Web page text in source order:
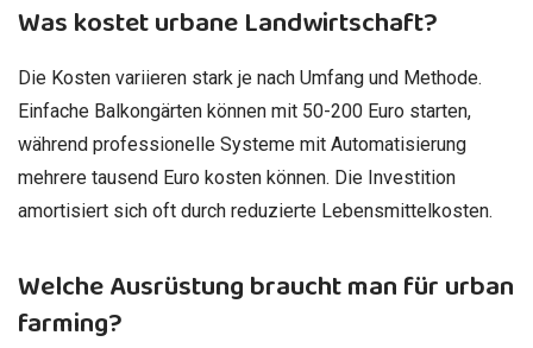
Was kostet urbane Landwirtschaft?
Die Kosten variieren stark je nach Umfang und Methode.
Einfache Balkongärten können mit 50-200 Euro starten,
während professionelle Systeme mit Automatisierung
mehrere tausend Euro kosten können. Die Investition
amortisiert sich oft durch reduzierte Lebensmittelkosten.
Welche Ausrüstung braucht man für urban
farming?